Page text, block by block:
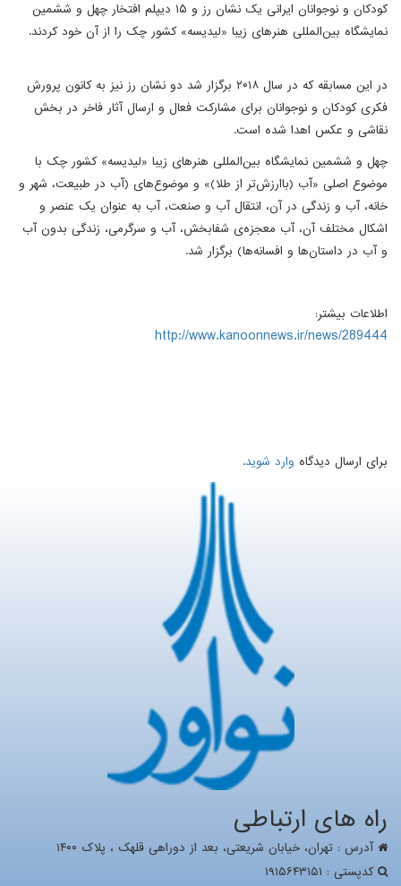
کودکان و نوجوانان ایرانی یک نشان رز و ۱۵ دیپلم افتخار چهل و ششمین
نمایشگاه بین‌المللی هنرهای زیبا «لیدیسه» کشور چک را از آن خود کردند.
در این مسابقه که در سال ۲۰۱۸ برگزار شد دو نشان رز نیز به کانون پرورش
فکری کودکان و نوجوانان برای مشارکت فعال و ارسال آثار فاخر در بخش
نقاشی و عکس اهدا شده است.
چهل و ششمین نمایشگاه بین‌المللی هنرهای زیبا «لیدیسه» کشور چک با
موضوع اصلی «آب (باارزش‌تر از طلا)» و موضوع‌های (آب در طبیعت، شهر و
خانه، آب و زندگی در آن، انتقال آب و صنعت، آب به عنوان یک عنصر و
اشکال مختلف آن، آب معجزه‌ی شفابخش، آب و سرگرمی، زندگی بدون آب
و آب در داستان‌ها و افسانه‌ها) برگزار شد.
اطلاعات بیشتر:
http://www.kanoonnews.ir/news/289444
برای ارسال دیدگاه وارد شوید.
راه های ارتباطی
آدرس : تهران، خيابان شریعتی، بعد از دوراهی قلهک ، پلاک ۱۴۰۰
کدپستی : ۱۹۱۵۶۴۳۱۵۱